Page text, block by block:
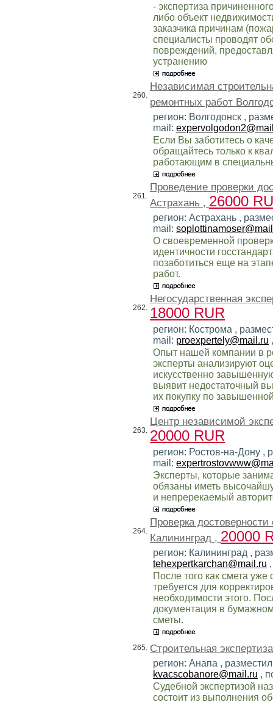
- экспертиза
либо объект
заказчика причинам
специалисты проводят
повреждений,
устранению
260.
Независимая
ремонтных работ
регион: Волгодонск ,
mail:
Если Вы заботитесь о
обращайтесь только к
работающим в
261.
Проведение проверки
Астрахань , 26000
регион: Астрахань ,
mail:
О своевременной
идентичности
позаботиться еще на
работ.
262.
Негосударственная
18000 RUR
регион: Кострома ,
mail: proexpertely@mail.ru
Опыт нашей компании в
эксперты анализируют
искусственно
выявит недостаточный
их покупку по
263.
Центр независимой
20000 RUR
регион: Ростов-на-Дону ,
mail:
Эксперты, которые
обязаны иметь
и непререкаемый
264.
Проверка
Калининград , 20000
регион: Калининград ,
tehexpertkarchan@mail.ru
После того как смета
требуется для
необходимости этого.
документация в
сметы.
265. Строительная
регион: Анапа ,
kvacscobanore@mail.ru ,
Судебной экспертизой
состоит из выполнения